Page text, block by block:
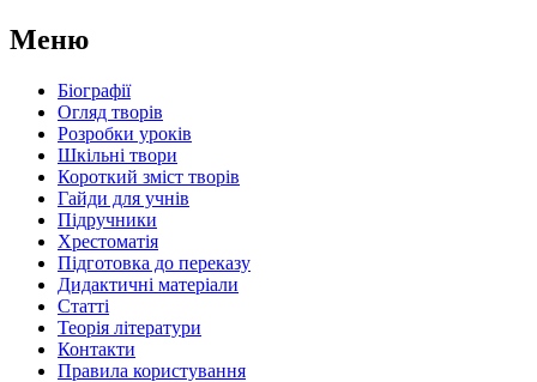
Меню
Біографії
Огляд творів
Розробки уроків
Шкільні твори
Короткий зміст творів
Гайди для учнів
Підручники
Хрестоматія
Підготовка до переказу
Дидактичні матеріали
Статті
Теорія літератури
Контакти
Правила користування